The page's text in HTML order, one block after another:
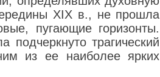
XIX в., не прошла
пугающие горизонты.
трагический
из ее наиболее ярких